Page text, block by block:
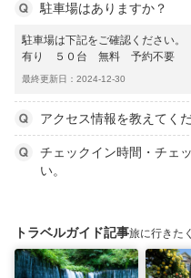
駐車場はありますか？
駐車場は下記をご確認ください。
有り ５０台 無料 予約不要
最終更新日：2024-12-30
アクセス情報を教えてくだ
チェックイン時間・チェ
い。
トラベルガイド記事旅に行きた